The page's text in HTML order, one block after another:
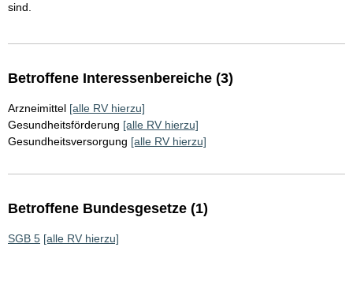
sind.
Betroffene Interessenbereiche (3)
Arzneimittel [alle RV hierzu]
Gesundheitsförderung [alle RV hierzu]
Gesundheitsversorgung [alle RV hierzu]
Betroffene Bundesgesetze (1)
SGB 5 [alle RV hierzu]